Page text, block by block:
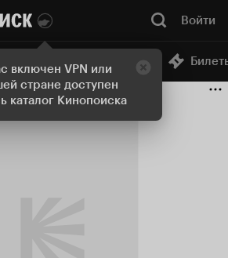
включен VPN или
стране доступен
каталог Кинопоиска
Войти
Онлайн-кинотеатр